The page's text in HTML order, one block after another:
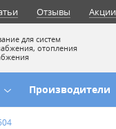
Отзывы Акции
для систем
отопления
Производители